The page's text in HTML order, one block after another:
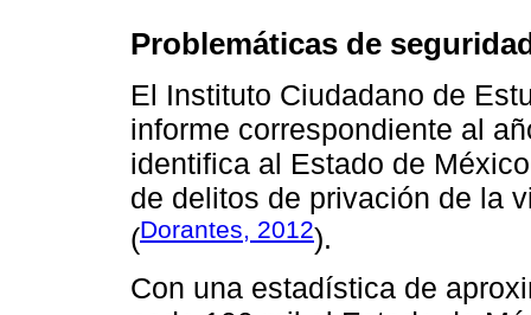
Problemáticas de
El Instituto Ciudadano de
informe correspondiente al
identifica al Estado de
de delitos de privación de la
(Dorantes, 2012).
Con una estadística de